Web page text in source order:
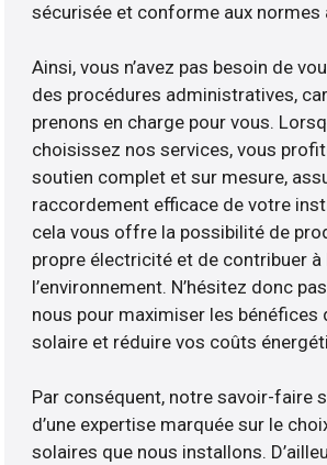
sécurisée et conforme aux normes
Ainsi, vous n’avez pas besoin de
des procédures administratives,
prenons en charge pour vous.
choisissez nos services, vous
soutien complet et sur mesure,
raccordement efficace de votre
cela vous offre la possibilité de
propre électricité et de contribuer
l’environnement. N’hésitez donc
nous pour maximiser les bénéfices
solaire et réduire vos coûts
Par conséquent, notre savoir-faire
d’une expertise marquée sur le
solaires que nous installons.